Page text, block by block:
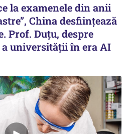
la examenele din anii
China desființează
Prof. Duțu, despre
universității în era AI